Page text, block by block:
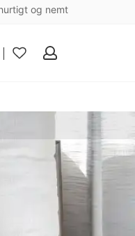
og nemt
Mine